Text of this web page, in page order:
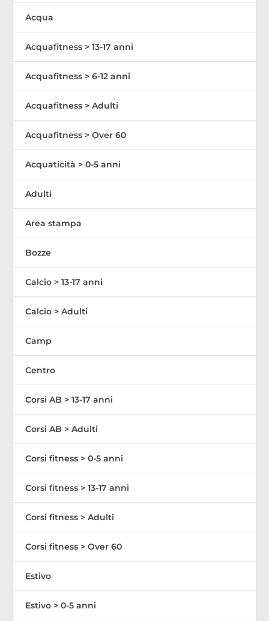
Acqua
Acquafitness > 13-17 anni
Acquafitness > 6-12 anni
Acquafitness > Adulti
Acquafitness > Over 60
Acquaticità > 0-5 anni
Adulti
Area stampa
Bozze
Calcio > 13-17 anni
Calcio > Adulti
Camp
Centro
Corsi AB > 13-17 anni
Corsi AB > Adulti
Corsi fitness > 0-5 anni
Corsi fitness > 13-17 anni
Corsi fitness > Adulti
Corsi fitness > Over 60
Estivo
Estivo > 0-5 anni